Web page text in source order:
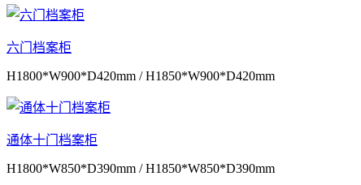
六门档案柜
H1800*W900*D420mm / H1850*W900*D420mm
通体十门档案柜
H1800*W850*D390mm / H1850*W850*D390mm